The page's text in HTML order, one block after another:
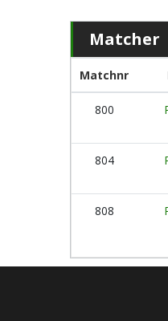
Matcher
Matchnr
800
804
808